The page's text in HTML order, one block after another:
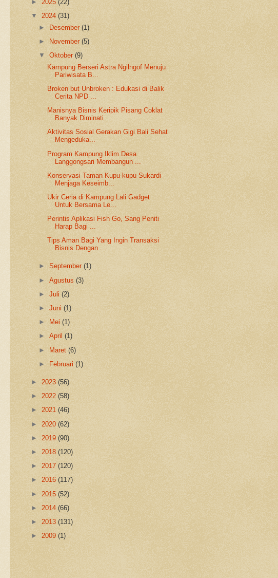
► 2025 (22)
▼ 2024 (31)
► Desember(1)
►
November(5)
▼Oktober(9)
Kampung Berseri Astra Ngilngof Menuju
Pariwisata B...
Broken but Unbroken : Edukasi di Balik
Cerita NPD ...
Manisnya Bisnis Keripik Pisang Coklat
Banyak Diminati
Aktivitas Sosial Gerakan Gigi Bali Sehat
Mengeduka...
Program Kampung Iklim Desa
Langgongsari Membangun ...
Konservasi Taman Kupu-kupu Sukardi
Menjaga Keseimb...
Ukir Ceria di Kampung Lali Gadget
Untuk Bersama Le...
Perintis Aplikasi Fish Go, Sang Peniti
Harap Bagi ...
Tips Aman Bagi Yang Ingin Transaksi
Bisnis Dengan ...
►September(1)
►Agustus(3)
►Juli(2)
►Juni(1)
►
Mei(1)
►April(1)
► Maret(6)
►
Februari(1)
► 2023 (56)
► 2022 (58)
► 2021 (46)
► 2020 (62)
► 2019 (90)
► 2018 (120)
► 2017 (120)
► 2016 (117)
► 2015 (52)
► 2014 (66)
► 2013 (131)
► 2009 (1)